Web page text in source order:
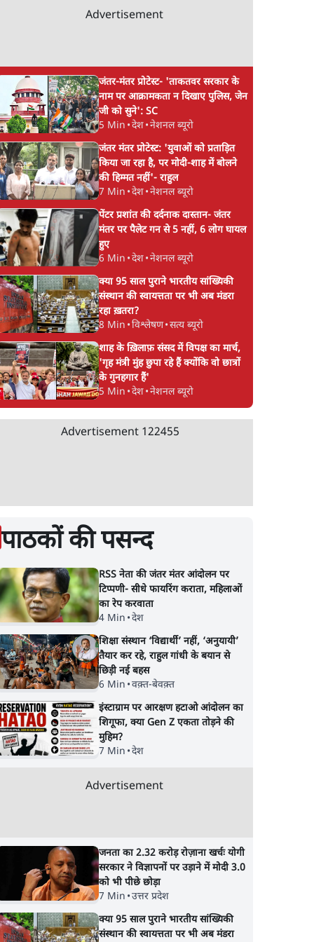
Advertisement
जंतर-मंतर प्रोटेस्ट- 'ताकतवर सरकार के
नाम पर आक्रामकता न दिखाए पुलिस, जेन
जी को सुने': SC
5 Min •देश•नेशनल ब्यूरो
जंतर मंतर प्रोटेस्ट: 'युवाओं को प्रताड़ित
किया जा रहा है, पर मोदी-शाह में बोलने
की हिम्मत नहीं'- राहुल
7 Min •देश•नेशनल ब्यूरो
पेंटर प्रशांत की दर्दनाक दास्तान- जंतर
मंतर पर पैलेट गन से 5 नहीं, 6 लोग घायल
हुए
6 Min •देश•नेशनल ब्यूरो
क्या 95 साल पुराने भारतीय सांख्यिकी
संस्थान की स्वायत्तता पर भी अब मंडरा
रहा ख़तरा?
8 Min •विश्लेषण•सत्य ब्यूरो
शाह के ख़िलाफ़ संसद में विपक्ष का मार्च,
'गृह मंत्री मुंह छुपा रहे हैं क्योंकि वो छात्रों
के गुनहगार हैं'
5 Min •देश•नेशनल ब्यूरो
Advertisement 122455
पाठकों की पसन्द
RSS नेता की जंतर मंतर आंदोलन पर
टिप्पणी- सीधे फायरिंग कराता, महिलाओं
का रेप करवाता
4 Min •देश
शिक्षा संस्थान ‘विद्यार्थी’ नहीं, ‘अनुयायी’
तैयार कर रहे, राहुल गांधी के बयान से
छिड़ी नई बहस
6 Min •वक़्त-बेवक़्त
इंस्टाग्राम पर आरक्षण हटाओ आंदोलन का
शिगूफा, क्या Gen Z एकता तोड़ने की
मुहिम?
7 Min •देश
Advertisement
जनता का 2.32 करोड़ रोज़ाना खर्चः योगी
सरकार ने विज्ञापनों पर उड़ाने में मोदी 3.0
को भी पीछे छोड़ा
7 Min •उत्तर प्रदेश
क्या 95 साल पुराने भारतीय सांख्यिकी
संस्थान की स्वायत्तता पर भी अब मंडरा